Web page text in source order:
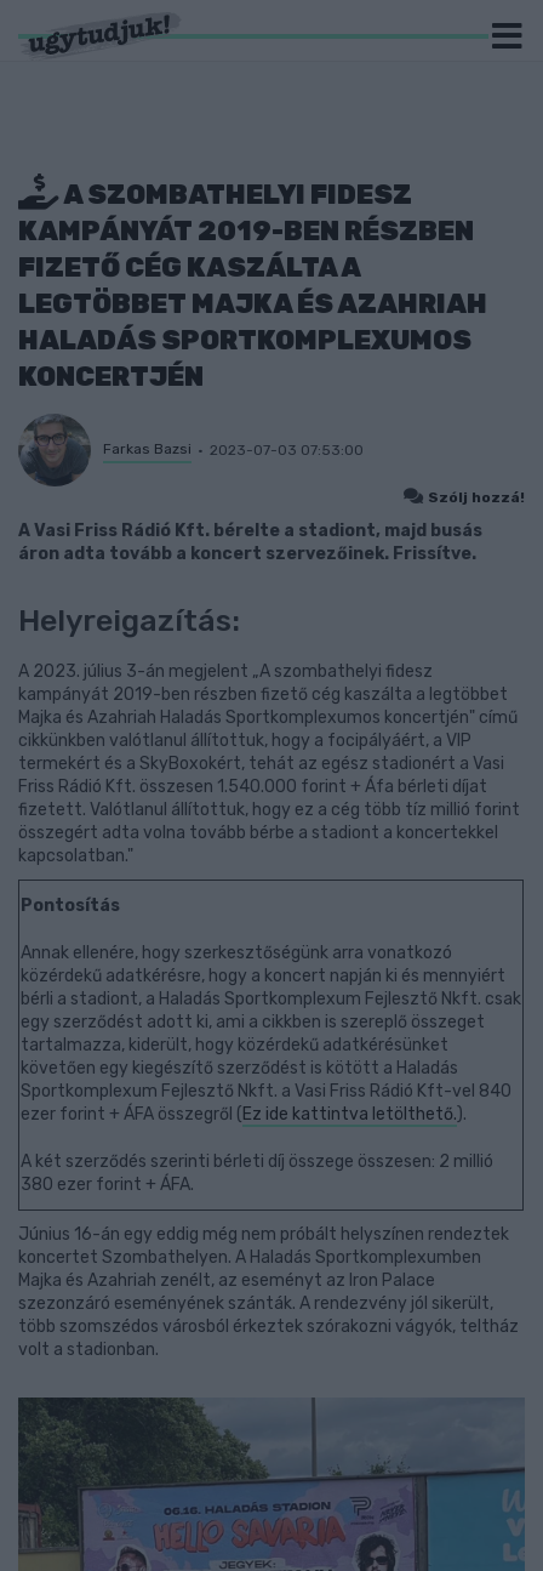
A SZOMBATHELYI FIDESZ
KAMPÁNYÁT 2019-BEN RÉSZBEN
FIZETŐ CÉG KASZÁLTA A
LEGTÖBBET MAJKA ÉS AZAHRIAH
HALADÁS SPORTKOMPLEXUMOS
KONCERTJÉN
Farkas Bazsi 2023-07-03 07:53:00
Szólj hozzá!
A Vasi Friss Rádió Kft. bérelte a stadiont, majd busás
áron adta tovább a koncert szervezőinek. Frissítve.
Helyreigazítás:
A 2023. július 3-án megjelent „A szombathelyi fidesz
kampányát 2019-ben részben fizető cég kaszálta a legtöbbet
Majka és Azahriah Haladás Sportkomplexumos koncertjén" című
cikkünkben valótlanul állítottuk, hogy a focipályáért, a VIP
termekért és a SkyBoxokért, tehát az egész stadionért a Vasi
Friss Rádió Kft. összesen 1.540.000 forint + Áfa bérleti díjat
fizetett. Valótlanul állítottuk, hogy ez a cég több tíz millió forint
összegért adta volna tovább bérbe a stadiont a koncertekkel
kapcsolatban."
Pontosítás
Annak ellenére, hogy szerkesztőségünk arra vonatkozó
közérdekű adatkérésre, hogy a koncert napján ki és mennyiért
bérli a stadiont, a Haladás Sportkomplexum Fejlesztő Nkft. csak
egy szerződést adott ki, ami a cikkben is szereplő összeget
tartalmazza, kiderült, hogy közérdekű adatkérésünket
követően egy kiegészítő szerződést is kötött a Haladás
Sportkomplexum Fejlesztő Nkft. a Vasi Friss Rádió Kft-vel 840
ezer forint + ÁFA összegről ( Ez ide kattintva letölthető.).
A két szerződés szerinti bérleti díj összege összesen: 2 millió
380 ezer forint + ÁFA.
Június 16-án egy eddig még nem próbált helyszínen rendeztek
koncertet Szombathelyen. A Haladás Sportkomplexumben
Majka és Azahriah zenélt, az eseményt az Iron Palace
szezonzáró eseményének szánták. A rendezvény jól sikerült,
több szomszédos városból érkeztek szórakozni vágyók, teltház
volt a stadionban.